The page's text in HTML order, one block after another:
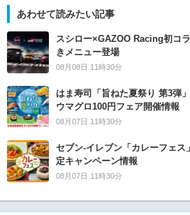
あわせて読みたい記事
スシロー×GAZOO Racing初コ
きメニュー登場
08月08日 11時30分
はま寿司「旨ねた夏祭り 第3弾
ウマグロ100円フェア開催情報
08月07日 11時30分
セブン‐イレブン「カレーフェ
定キャンペーン情報
08月07日 11時30分